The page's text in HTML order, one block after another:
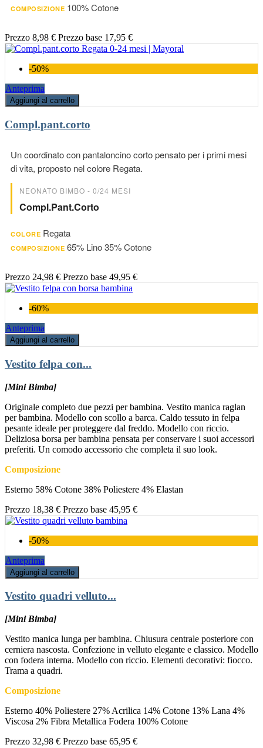
COMPOSIZIONE 100% Cotone
Prezzo 8,98 € Prezzo base 17,95 €
-50%
Anteprima
Aggiungi al carrello
Compl.pant.corto
Un coordinato con pantaloncino corto pensato per i primi mesi
di vita, proposto nel colore Regata.
NEONATO BIMBO - 0/24 MESI
Compl.pant.corto
COLORE Regata
COMPOSIZIONE 65% Lino 35% Cotone
Prezzo 24,98 € Prezzo base 49,95 €
-60%
Anteprima
Aggiungi al carrello
Vestito felpa con...
[Mini Bimba]
Originale completo due pezzi per bambina. Vestito manica raglan
per bambina. Modello con scollo a barca. Caldo tessuto in felpa
pesante ideale per proteggere dal freddo. Modello con riccio.
Deliziosa borsa per bambina pensata per conservare i suoi accessori
preferiti. Un comodo accessorio che completa il suo look.
Composizione
Esterno 58% Cotone 38% Poliestere 4% Elastan
Prezzo 18,38 € Prezzo base 45,95 €
-50%
Anteprima
Aggiungi al carrello
Vestito quadri velluto...
[Mini Bimba]
Vestito manica lunga per bambina. Chiusura centrale posteriore con
cerniera nascosta. Confezione in velluto elegante e classico. Modello
con fodera interna. Modello con riccio. Elementi decorativi: fiocco.
Trama a quadri.
Composizione
Esterno 40% Poliestere 27% Acrilica 14% Cotone 13% Lana 4%
Viscosa 2% Fibra Metallica Fodera 100% Cotone
Prezzo 32,98 € Prezzo base 65,95 €